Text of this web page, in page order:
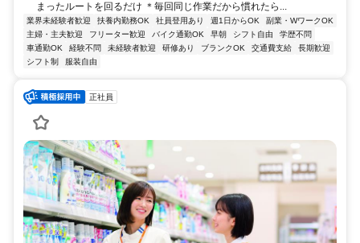
まったルートを回るだけ ＊毎回同じ作業だから慣れたら...
業界未経験者歓迎 扶養内勤務OK 社員登用あり 週1日からOK
副業・WワークOK
主婦・主夫歓迎
フリーター歓迎 バイク通勤OK 早朝 シフト自由
学歴不問
車通勤OK
経験不問 未経験者歓迎 研修あり ブランクOK 交通費支給
長期歓迎
シフト制
服装自由
正社員